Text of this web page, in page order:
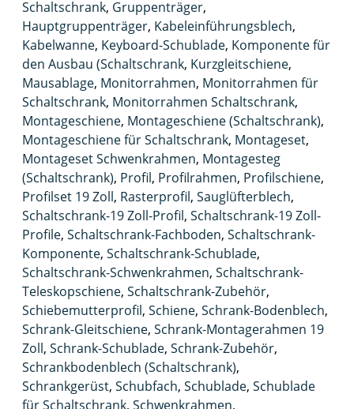
Schaltschrank, Gruppenträger,
Hauptgruppenträger, Kabeleinführungsblech,
Kabelwanne, Keyboard-Schublade, Komponente für
den Ausbau (Schaltschrank, Kurzgleitschiene,
Mausablage, Monitorrahmen, Monitorrahmen für
Schaltschrank, Monitorrahmen Schaltschrank,
Montageschiene, Montageschiene (Schaltschrank),
Montageschiene für Schaltschrank, Montageset,
Montageset Schwenkrahmen, Montagesteg
(Schaltschrank), Profil, Profilrahmen, Profilschiene,
Profilset 19 Zoll, Rasterprofil, Sauglüfterblech,
Schaltschrank-19 Zoll-Profil, Schaltschrank-19 Zoll-
Profile, Schaltschrank-Fachboden, Schaltschrank-
Komponente, Schaltschrank-Schublade,
Schaltschrank-Schwenkrahmen, Schaltschrank-
Teleskopschiene, Schaltschrank-Zubehör,
Schiebemutterprofil, Schiene, Schrank-Bodenblech,
Schrank-Gleitschiene, Schrank-Montagerahmen 19
Zoll, Schrank-Schublade, Schrank-Zubehör,
Schrankbodenblech (Schaltschrank),
Schrankgerüst, Schubfach, Schublade, Schublade
für Schaltschrank, Schwenkrahmen,